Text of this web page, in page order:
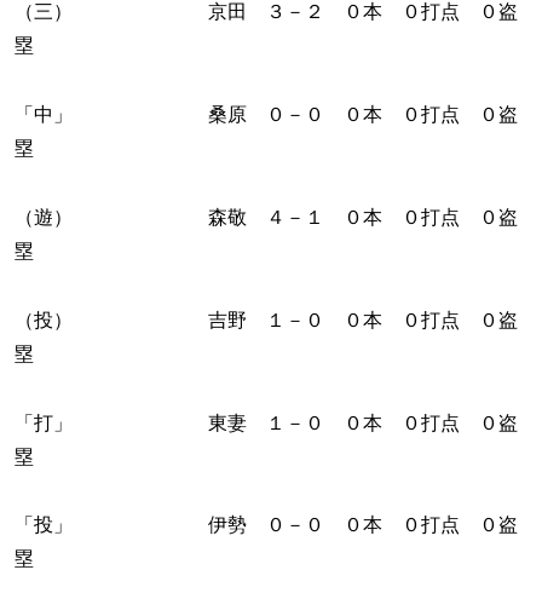
（三） 京田 ３－２ ０本 ０打点 ０盗
塁
「中」 桑原 ０－０ ０本 ０打点 ０盗
塁
（遊） 森敬 ４－１ ０本 ０打点 ０盗
塁
（投） 吉野 １－０ ０本 ０打点 ０盗
塁
「打」 東妻 １－０ ０本 ０打点 ０盗
塁
「投」 伊勢 ０－０ ０本 ０打点 ０盗
塁